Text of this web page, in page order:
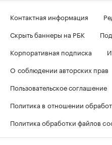
Контактная информация
Скрыть баннеры на РБК
Корпоративная подписка
О соблюдении авторских прав
Пользовательское соглашение
Политика в отношении
Политика обработки файлов